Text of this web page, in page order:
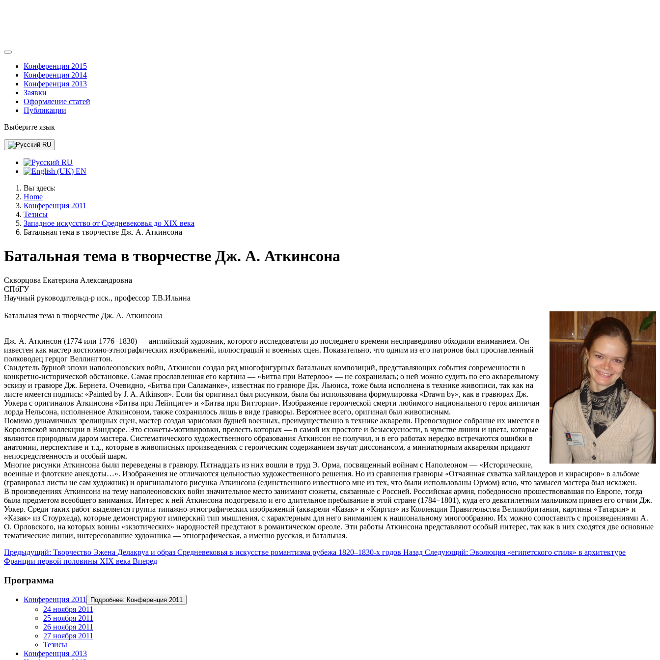
Конференция 2015
Конференция 2014
Конференция 2013
Заявки
Оформление статей
Публикации
Выберите язык
RU
RU
EN
Вы здесь:
Home
Конференция 2011
Тезисы
Западное искусство от Средневековья до XIX века
Батальная тема в творчестве Дж. А. Аткинсона
Батальная тема в творчестве Дж. А. Аткинсона
Скворцова Екатерина Александровна
СПбГУ
Научный руководитель:д-р иск., профессор Т.В.Ильина
Батальная тема в творчестве Дж. А. Аткинсона
Дж. А. Аткинсон (1774 или 1776−1830) — английский художник, которого исследователи до последнего времени несправедливо обходили вниманием. Он
известен как мастер костюмно-этнографических изображений, иллюстраций и военных сцен. Показательно, что одним из его патронов был прославленный
полководец герцог Веллингтон.
Свидетель бурной эпохи наполеоновских войн, Аткинсон создал ряд многофигурных батальных композиций, представляющих события современности в
конкретно-исторической обстановке. Самая прославленная его картина — «Битва при Ватерлоо» — не сохранилась; о ней можно судить по его акварельному
эскизу и гравюре Дж. Бернета. Очевидно, «Битва при Саламанке», известная по гравюре Дж. Льюиса, тоже была исполнена в технике живописи, так как на
листе имеется подпись: «Painted by J. A. Atkinson». Если бы оригинал был рисунком, была бы использована формулировка «Drawn by», как в гравюрах Дж.
Уокера с оригиналов Аткинсона «Битва при Лейпциге» и «Битва при Виттории». Изображение героической смерти любимого национального героя англичан
лорда Нельсона, исполненное Аткинсоном, также сохранилось лишь в виде гравюры. Вероятнее всего, оригинал был живописным.
Помимо динамичных зрелищных сцен, мастер создал зарисовки будней военных, преимущественно в технике акварели. Превосходное собрание их имеется в
Королевской коллекции в Виндзоре. Это сюжеты-мотивировки, прелесть которых — в самой их простоте и безыскусности, в чувстве линии и цвета, которые
являются природным даром мастера. Систематического художественного образования Аткинсон не получил, и в его работах нередко встречаются ошибки в
анатомии, перспективе и т.д., которые в живописных произведениях с героическим содержанием звучат диссонансом, а миниатюрным акварелям придают
непосредственность и особый шарм.
Многие рисунки Аткинсона были переведены в гравюру. Пятнадцать из них вошли в труд Э. Орма, посвященный войнам с Наполеоном — «Исторические,
военные и флотские анекдоты…». Изображения не отличаются цельностью художественного решения. Но из сравнения гравюры «Отчаянная схватка хайландеров и кирасиров» в альбоме
(гравировал листы не сам художник) и оригинального рисунка Аткинсона (единственного известного мне из тех, что были использованы Ормом) ясно, что замысел мастера был искажен.
В произведениях Аткинсона на тему наполеоновских войн значительное место занимают сюжеты, связанные с Россией. Российская армия, победоносно прошествовавшая по Европе, тогда
была предметом всеобщего внимания. Интерес к ней Аткинсона подогревало и его длительное пребывание в этой стране (1784−1801), куда его девятилетним мальчиком привез его отчим Дж.
Уокер. Среди таких работ выделяется группа типажно-этнографических изображений (акварели «Казак» и «Киргиз» из Коллекции Правительства Великобритании, картины «Татарин» и
«Казак» из Стоурхеда), которые демонстрируют имперский тип мышления, с характерным для него вниманием к национальному многообразию. Их можно сопоставить с произведениями А.
О. Орловского, на которых воины «экзотических» народностей предстают в романтическом ореоле. Эти работы Аткинсона представляют особый интерес, так как в них сходятся две основные
тематические линии, интересовавшие художника — этнографическая, а именно русская, и батальная.
Предыдущий: Творчество Эжена Делакруа и образ Средневековья в искусстве романтизма рубежа 1820–1830-х годов Назад Следующий: Эволюция «египетского стиля» в архитектуре
Франции первой половины XIX века Вперед
Программа
Конференция 2011 Подробнее: Конференция 2011
24 ноября 2011
25 ноября 2011
26 ноября 2011
27 ноября 2011
Тезисы
Конференция 2013